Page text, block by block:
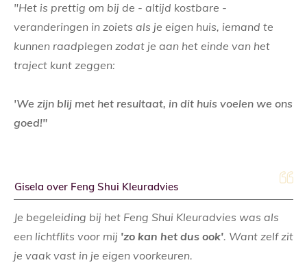
"Het is prettig om bij de - altijd kostbare -
veranderingen in zoiets als je eigen huis, iemand te
kunnen raadplegen zodat je aan het einde van het
traject kunt zeggen:
'We zijn blij met het resultaat, in dit huis voelen we ons
goed!"
Gisela over Feng Shui Kleuradvies
Je begeleiding bij het Feng Shui Kleuradvies was als
een lichtflits voor mij 'zo kan het dus ook'. Want zelf zit
je vaak vast in je eigen voorkeuren.